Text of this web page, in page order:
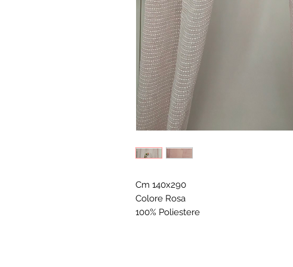
Cm 140x290
Colore Rosa
100% Poliestere